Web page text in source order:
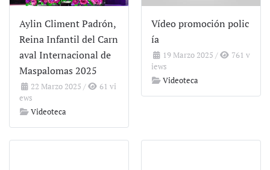
Aylin Climent Padrón,
Reina Infantil del Carn
aval Internacional de
Maspalomas 2025
22 Marzo 2025 /
61 vi
ews
Videoteca
Vídeo promoción polic
ía
19 Marzo 2025 /
761 v
iews
Videoteca